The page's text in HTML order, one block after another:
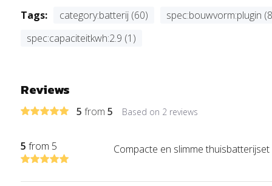
Haal méér uit je zonnepanelen en verlaag direct je
SolarFlow 2400 AC. Deze geavanceerde thuisbatterij
Waarom kiezen voor de SolarFlow 2400
Zonder energieopslag
Tags:
category:batterij (60)
spec:bouwvorm:plugin
spec:capaciteitkwh:2.9 (1)
Reviews
5 from 5 Based on 2 reviews
5 from 5 Compacte en slimme